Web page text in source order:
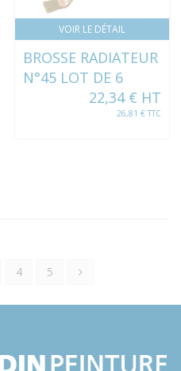
VOIR LE DÉTAIL
BROSSE RADIATEUR
N°45 LOT DE 6
22,34 € HT
26,81 € TTC
4 5